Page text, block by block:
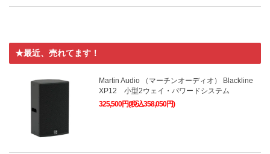
★最近、売れてます！
Martin Audio （マーチンオーディオ） Blackline
XP12 小型2ウェイ・パワードシステム
325,500円(税込358,050円)